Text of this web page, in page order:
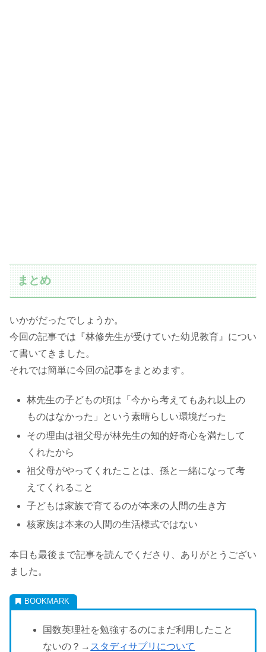
まとめ
いかがだったでしょうか。
今回の記事では『林修先生が受けていた幼児教育』につい
て書いてきました。
それでは簡単に今回の記事をまとめます。
林先生の子どもの頃は「今から考えてもあれ以上の
ものはなかった」という素晴らしい環境だった
その理由は祖父母が林先生の知的好奇心を満たして
くれたから
祖父母がやってくれたことは、孫と一緒になって考
えてくれること
子どもは家族で育てるのが本来の人間の生き方
核家族は本来の人間の生活様式ではない
本日も最後まで記事を読んでくださり、ありがとうござい
ました。
国数英理社を勉強するのにまだ利用したこと
ないの？→ スタディサプリについて